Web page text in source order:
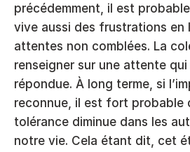
précédemment, il est
vive aussi des frustrations en
attentes non comblées. La
renseigner sur une attente qui
répondue. À long terme, si
reconnue, il est fort probable
tolérance diminue dans les
notre vie. Cela étant dit, cet